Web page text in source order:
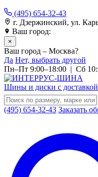
(495) 654-32-43
г. Дзержинский, ул.
Ваш город:
×
Ваш город – Москва?
Да Нет, выбрать другой
Пн–Пт 9:00–18:00 | Сб
Шины и диски с
(495) 654-32-43 Заказать